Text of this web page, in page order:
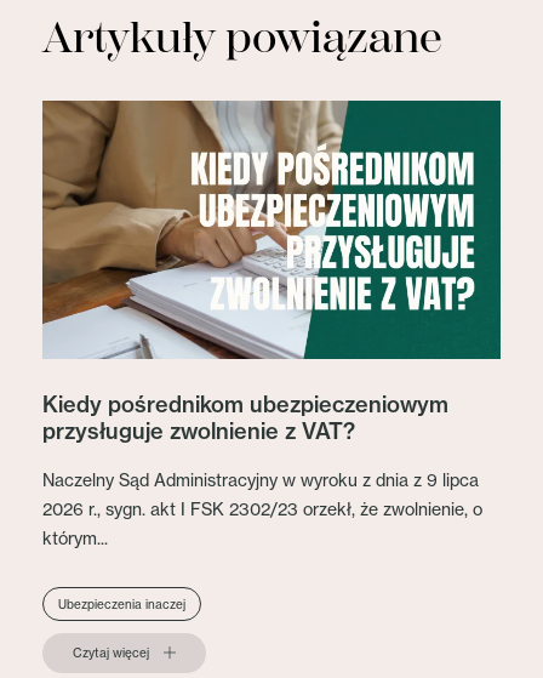
Artykuły powiązane
Kiedy pośrednikom ubezpieczeniowym
przysługuje zwolnienie z VAT?
Naczelny Sąd Administracyjny w wyroku z dnia z 9 lipca
2026 r., sygn. akt I FSK 2302/23 orzekł, że zwolnienie, o
którym...
Ubezpieczenia inaczej
Czytaj więcej